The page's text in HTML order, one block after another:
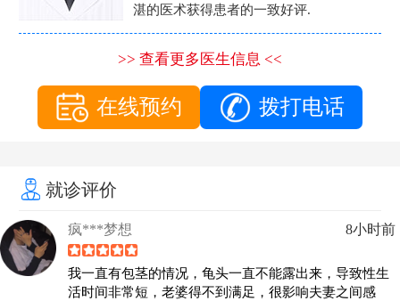
湛的医术获得患者的一致好评.
>> 查看更多医生信息 <<
在线预约 拨打电话
就诊评价
疯***梦想 8小时前
我一直有包茎的情况，龟头一直不能露出来，导致性生
活时间非常短，老婆得不到满足，很影响夫妻之间感